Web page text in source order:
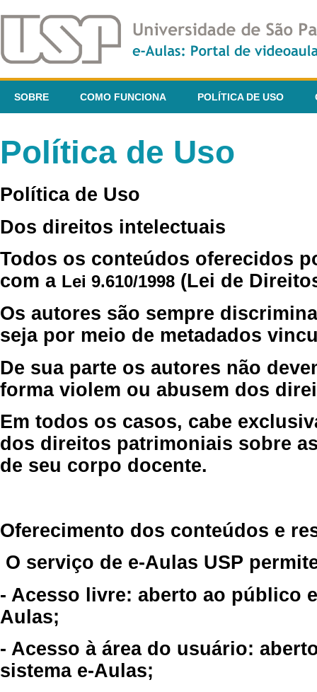
SOBRE COMO FUNCIONA POLÍTICA DE USO
Política de Uso
Política de Uso
Dos direitos intelectuais
Todos os conteúdos oferecidos
com a Lei 9.610/1998 (Lei de
Os autores são sempre
seja por meio de metadados
De sua parte os autores não
forma violem ou abusem dos
Em todos os casos, cabe
dos direitos patrimoniais sobre
de seu corpo docente.
Oferecimento dos conteúdos e
O serviço de e-Aulas USP
- Acesso livre: aberto ao público
Aulas;
- Acesso à área do usuário:
sistema e-Aulas;